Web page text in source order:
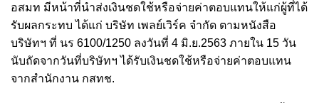
อสมท มีหน้าที่นำส่งเงินชดใช้หรือจ่ายค่าตอบแทนให้แก่ผู้ที่ได้
รับผลกระทบ ได้แก่ บริษัท เพลย์เวิร์ค จำกัด ตามหนังสือ
บริษัทฯ ที่ นร 6100/1250 ลงวันที่ 4 มิ.ย.2563 ภายใน 15 วัน
นับถัดจากวันที่บริษัทฯ ได้รับเงินชดใช้หรือจ่ายค่าตอบแทน
จากสำนักงาน กสทช.